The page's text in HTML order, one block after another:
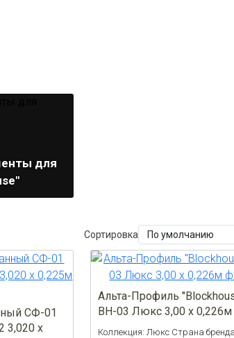
для
Сортировка
СФ-01
3,020 х
Альта-Профиль
BH-03 Люкс 3,00 x 0,226м
Коллекция: Люкс Страна